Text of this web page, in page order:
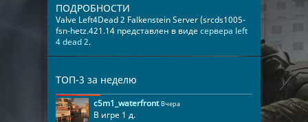
ПОДРОБНОСТИ
Valve Left4Dead 2 Falkenstein Server (srcds1005-
fsn-hetz.421.14 представлен в видесервера left
4 dead 2.
ТОП-3 за неделю
c5m1_waterfront Вчера
В игре 1 д.